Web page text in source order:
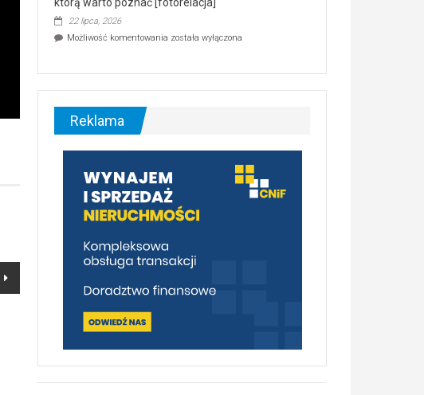
którą warto poznać [fotorelacja]
22 lipca, 2026
Możliwość komentowania Ekologiczne
–
malownicza
[fotorelacja]
została wyłączona
Reklama